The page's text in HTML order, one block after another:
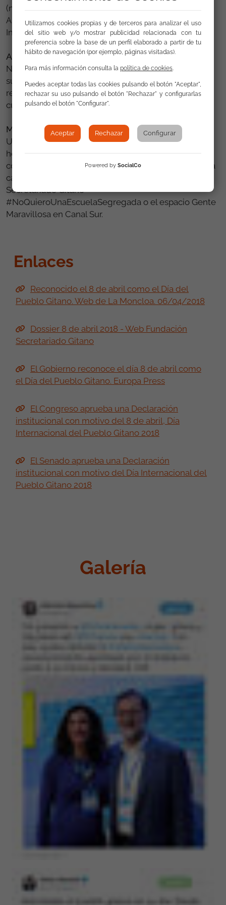
(más la difusión de una campaña de sensibilización),
Aragón (con la puesta en marcha de la Estrategia
Integral), Murcia, Asturias, Castilla-La Mancha, etc.
A nivel local
Numerosos ayuntamientos de toda España se han
sumado a la celebración con actos institucionales,
recepciones, izado de la bandera gitana, jornadas
culturales, etc.
Medios de comunicación
Un año más los medios de comunicación se han
hecho eco de las demandas y reivindicaciones de la
comunidad gitana. Cabe destacar el seguimiento a la
campaña de sensibilización de la Fundación
Secretariado Gitano
#NoQuieroUnaEscuelaSegregada o el espacio Gente
Maravillosa en Canal Sur.
Enlaces
Reconocido el 8 de abril como el Día del
Pueblo Gitano. Web de La Moncloa. 06/04/2018
Dossier 8 de abril 2018 - Web Fundación
Secretariado Gitano
El Gobierno reconoce el día 8 de abril como
el Día del Pueblo Gitano. Europa Press
El Congreso aprueba una Declaración
institucional con motivo del 8 de abril, Día
Internacional del Pueblo Gitano 2018
El Senado aprueba una Declaración
institucional con motivo del Día Internacional del
Pueblo Gitano 2018
Galería
Utilizamos cookies propias y de terceros para analizar el uso
del sitio web y/o mostrar publicidad relacionada con tu
preferencia sobre la base de un perfil elaborado a partir de tu
hábito de navegación (por ejemplo, páginas visitadas).
Para más información consulta la política de cookies.
Puedes aceptar todas las cookies pulsando el botón "Aceptar",
rechazar su uso pulsando el botón "Rechazar" y configurarlas
pulsando el botón "Configurar".
Aceptar Rechazar Configurar
Powered by SocialCo